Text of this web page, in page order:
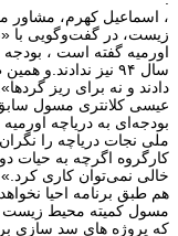
، اسماعیل کهرم، مشاور
زیست، در گفت‌وگویی با
سال ۹۴ نیز
دادند و نه برای ریز گردها».
عیسی کلانتری مسول
بودجه‌ای به دریاچه
ملی نجات دریاچه را
کارگروه اگرچه به حیات
خالی نمی‌توان کاری کرد.»
هم طبق برنامه احیا
مسول کمیته محیط زیست